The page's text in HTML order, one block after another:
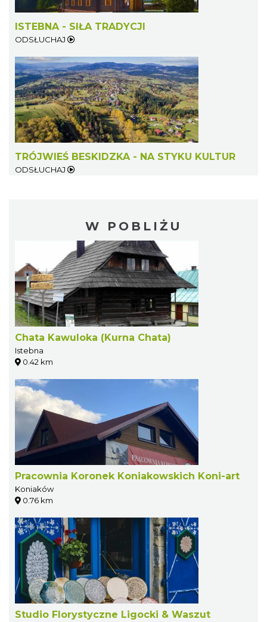
ISTEBNA - SIŁA TRADYCJI
ODSŁUCHAJ
TRÓJWIEŚ BESKIDZKA - NA STYKU KULTUR
ODSŁUCHAJ
W POBLIŻU
Chata Kawuloka (Kurna Chata)
Istebna
0.42 km
Pracownia Koronek Koniakowskich Koni-art
Koniaków
0.76 km
Studio Florystyczne Ligocki & Waszut